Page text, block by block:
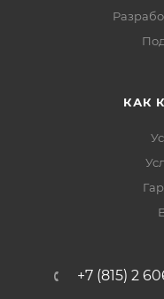
КАК
+7 (815) 2